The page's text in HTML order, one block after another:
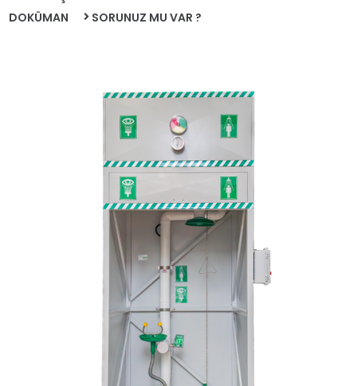
DOKÜMAN
SORUNUZ MU VAR ?